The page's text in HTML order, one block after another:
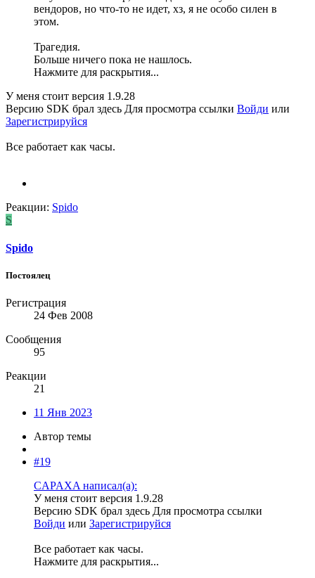
вендоров, но что-то не идет, хз, я не особо силен в
этом.
Трагедия.
Больше ничего пока не нашлось.
Нажмите для раскрытия...
У меня стоит версия 1.9.28
Версию SDK брал здесь Для просмотра ссылки Войди или
Зарегистрируйся
Все работает как часы.
Реакции: Spido
S
Spido
Постоялец
Регистрация
24 Фев 2008
Сообщения
95
Реакции
21
11 Янв 2023
Автор темы
#19
CAPAXA написал(а):
У меня стоит версия 1.9.28
Версию SDK брал здесь Для просмотра ссылки
Войди или Зарегистрируйся
Все работает как часы.
Нажмите для раскрытия...